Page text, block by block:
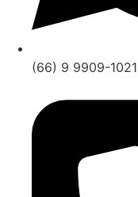
(66) 9 9909-1021